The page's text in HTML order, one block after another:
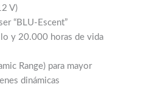
V)
“BLU-Escent”
y 20.000 horas de vida
Range) para mayor
dinámicas